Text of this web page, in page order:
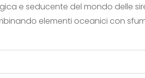
e seducente del mondo delle
elementi oceanici con